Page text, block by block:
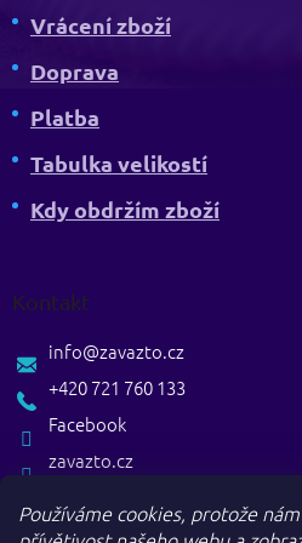
Používáme cookies, protože
Vrácení zboží
Doprava
Platba
Tabulka velikostí
Kdy obdržím zboží
Kontakt
zavazto.cz
info@zavazto.cz
+420 721 760 133
Facebook